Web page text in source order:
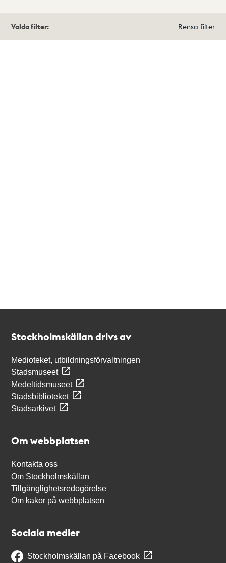
träffar
Valda filter: Rensa filter
Stockholmskällan drivs av
Medioteket, utbildningsförvaltningen
Stadsmuseet
Medeltidsmuseet
Stadsbiblioteket
Stadsarkivet
Om webbplatsen
Kontakta oss
Om Stockholmskällan
Tillgänglighetsredogörelse
Om kakor på webbplatsen
Sociala medier
Stockholmskällan på Facebook